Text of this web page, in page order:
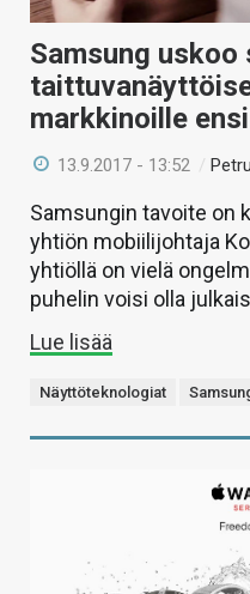
Samsung uskoo
markkinoille
13.9.2017 - 13:52 /
Samsungin tavoite on
yhtiön mobiilijohtaja
yhtiöllä on vielä
puhelin voisi olla
Lue lisää
Näyttöteknologiat